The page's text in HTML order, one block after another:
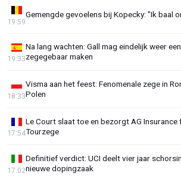
Gemengde gevoelens bij Kopecky: "Ik baal
19:59
Na lang wachten: Gall mag eindelijk weer
zegegebaar maken
19:33
Visma aan het feest: Fenomenale zege in
Polen
18:33
Le Court slaat toe en bezorgt AG Insurance
Tourzege
17:54
Definitief verdict: UCI deelt vier jaar
nieuwe dopingzaak
17:02